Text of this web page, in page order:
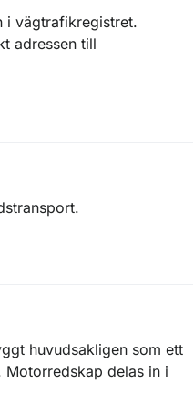
i vägtrafikregistret.
adressen till
huvudsakligen som ett
delas in i